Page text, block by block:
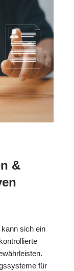
&
sich ein
für